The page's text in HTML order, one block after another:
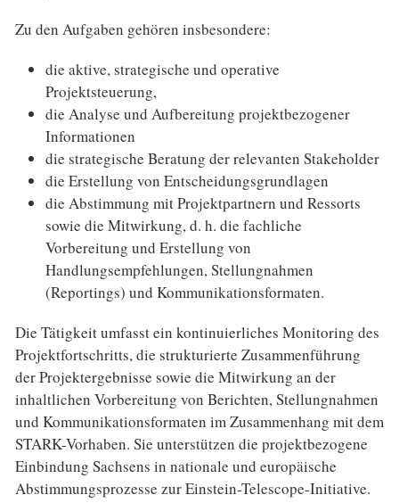
Zu den Aufgaben gehören insbesondere:
die aktive, strategische und operative
Projektsteuerung,
die Analyse und Aufbereitung projektbezogener
Informationen
die strategische Beratung der relevanten Stakeholder
die Erstellung von Entscheidungsgrundlagen
die Abstimmung mit Projektpartnern und Ressorts
sowie die Mitwirkung, d. h. die fachliche
Vorbereitung und Erstellung von
Handlungsempfehlungen, Stellungnahmen
(Reportings) und Kommunikationsformaten.
Die Tätigkeit umfasst ein kontinuierliches Monitoring des
Projektfortschritts, die strukturierte Zusammenführung
der Projektergebnisse sowie die Mitwirkung an der
inhaltlichen Vorbereitung von Berichten, Stellungnahmen
und Kommunikationsformaten im Zusammenhang mit dem
STARK-Vorhaben. Sie unterstützen die projektbezogene
Einbindung Sachsens in nationale und europäische
Abstimmungsprozesse zur Einstein-Telescope-Initiative.